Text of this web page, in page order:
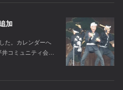
加
た。カレンダーへ
コミュニティ会…